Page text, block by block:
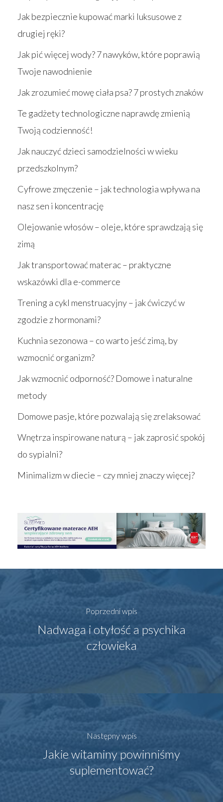
Jak bezpiecznie kupować marki luksusowe z
drugiej ręki?
Jak pić więcej wody? 7 nawyków, które poprawią
Twoje nawodnienie
Jak zrozumieć mowę ciała psa? 7 prostych znaków
Te gadżety technologiczne naprawdę zmienią
Twoją codzienność!
Jak nauczyć dzieci samodzielności w wieku
przedszkolnym?
Cyfrowe zmęczenie – jak technologia wpływa na
nasz sen i koncentrację
Olejowanie włosów – oleje, które sprawdzają się
zimą
Jak transportować materac – praktyczne
wskazówki dla e-commerce
Trening a cykl menstruacyjny – jak ćwiczyć w
zgodzie z hormonami?
Kuchnia sezonowa – co warto jeść zimą, by
wzmocnić organizm?
Jak wzmocnić odporność? Domowe i naturalne
metody
Domowe pasje, które pozwalają się zrelaksować
Wnętrza inspirowane naturą – jak zaprosić spokój
do sypialni?
Minimalizm w diecie – czy mniej znaczy więcej?
Poprzedni wpis
Nadwaga i otyłość a psychika
człowieka
Następny wpis
Jakie witaminy powinniśmy
suplementować?